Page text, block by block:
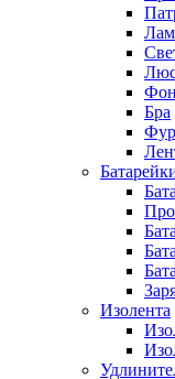
Бра
Изолента